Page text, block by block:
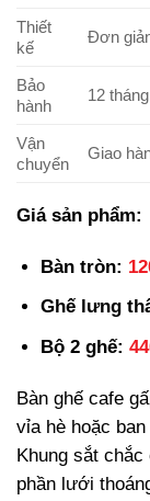
Thiết
kế
Đơn
Bảo
hành
12 tháng
Vận
chuyển
Giao
Giá sản phẩm:
Bàn tròn:
Ghế lưng
Bộ 2 ghế:
Bàn ghế cafe
vỉa hè hoặc
Khung sắt
phần lưới